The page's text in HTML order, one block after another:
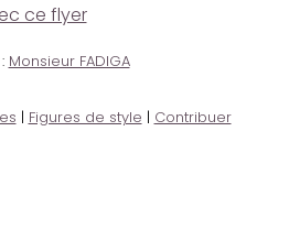
ce flyer
Monsieur FADIGA
| Figures de style | Contribuer